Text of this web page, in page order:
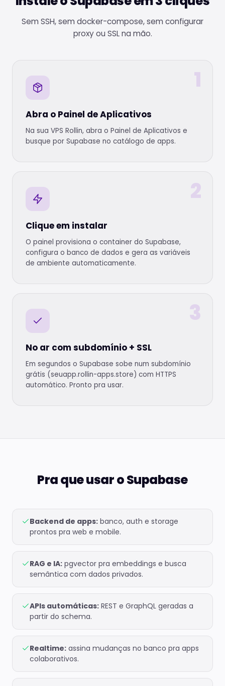
Sem SSH, sem docker-compose, sem configurar
proxy ou SSL na mão.
1
Abra o Painel de Aplicativos
Na sua VPS Rollin, abra o Painel de Aplicativos e
busque por Supabase no catálogo de apps.
2
Clique em instalar
O painel provisiona o container do Supabase,
configura o banco de dados e gera as variáveis
de ambiente automaticamente.
3
No ar com subdomínio + SSL
Em segundos o Supabase sobe num subdomínio
grátis (seuapp.rollin-apps.store) com HTTPS
automático. Pronto pra usar.
Pra que usar o Supabase
Backend de apps: banco, auth e storage
prontos pra web e mobile.
RAG e IA: pgvector pra embeddings e busca
semântica com dados privados.
APIs automáticas: REST e GraphQL geradas a
partir do schema.
Realtime: assina mudanças no banco pra apps
colaborativos.